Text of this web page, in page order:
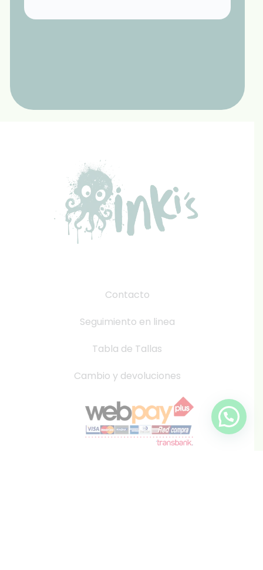
Contacto
Seguimiento en linea
Tabla de Tallas
Cambio y devoluciones